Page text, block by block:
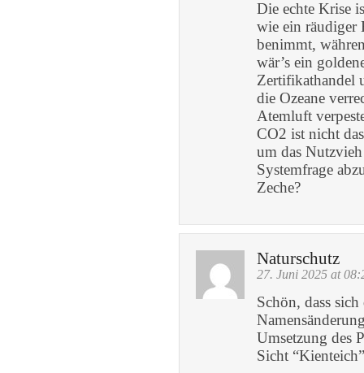
Die echte Krise
wie ein räudiger
benimmt,
wär’s ein
Zertifikathandel
die Ozeane
Atemluft
CO2 ist nicht
um das
Systemfrage
Zeche?
Naturschutz
27. Juni 2025 at
Schön, dass
Umsetzung des
Sicht